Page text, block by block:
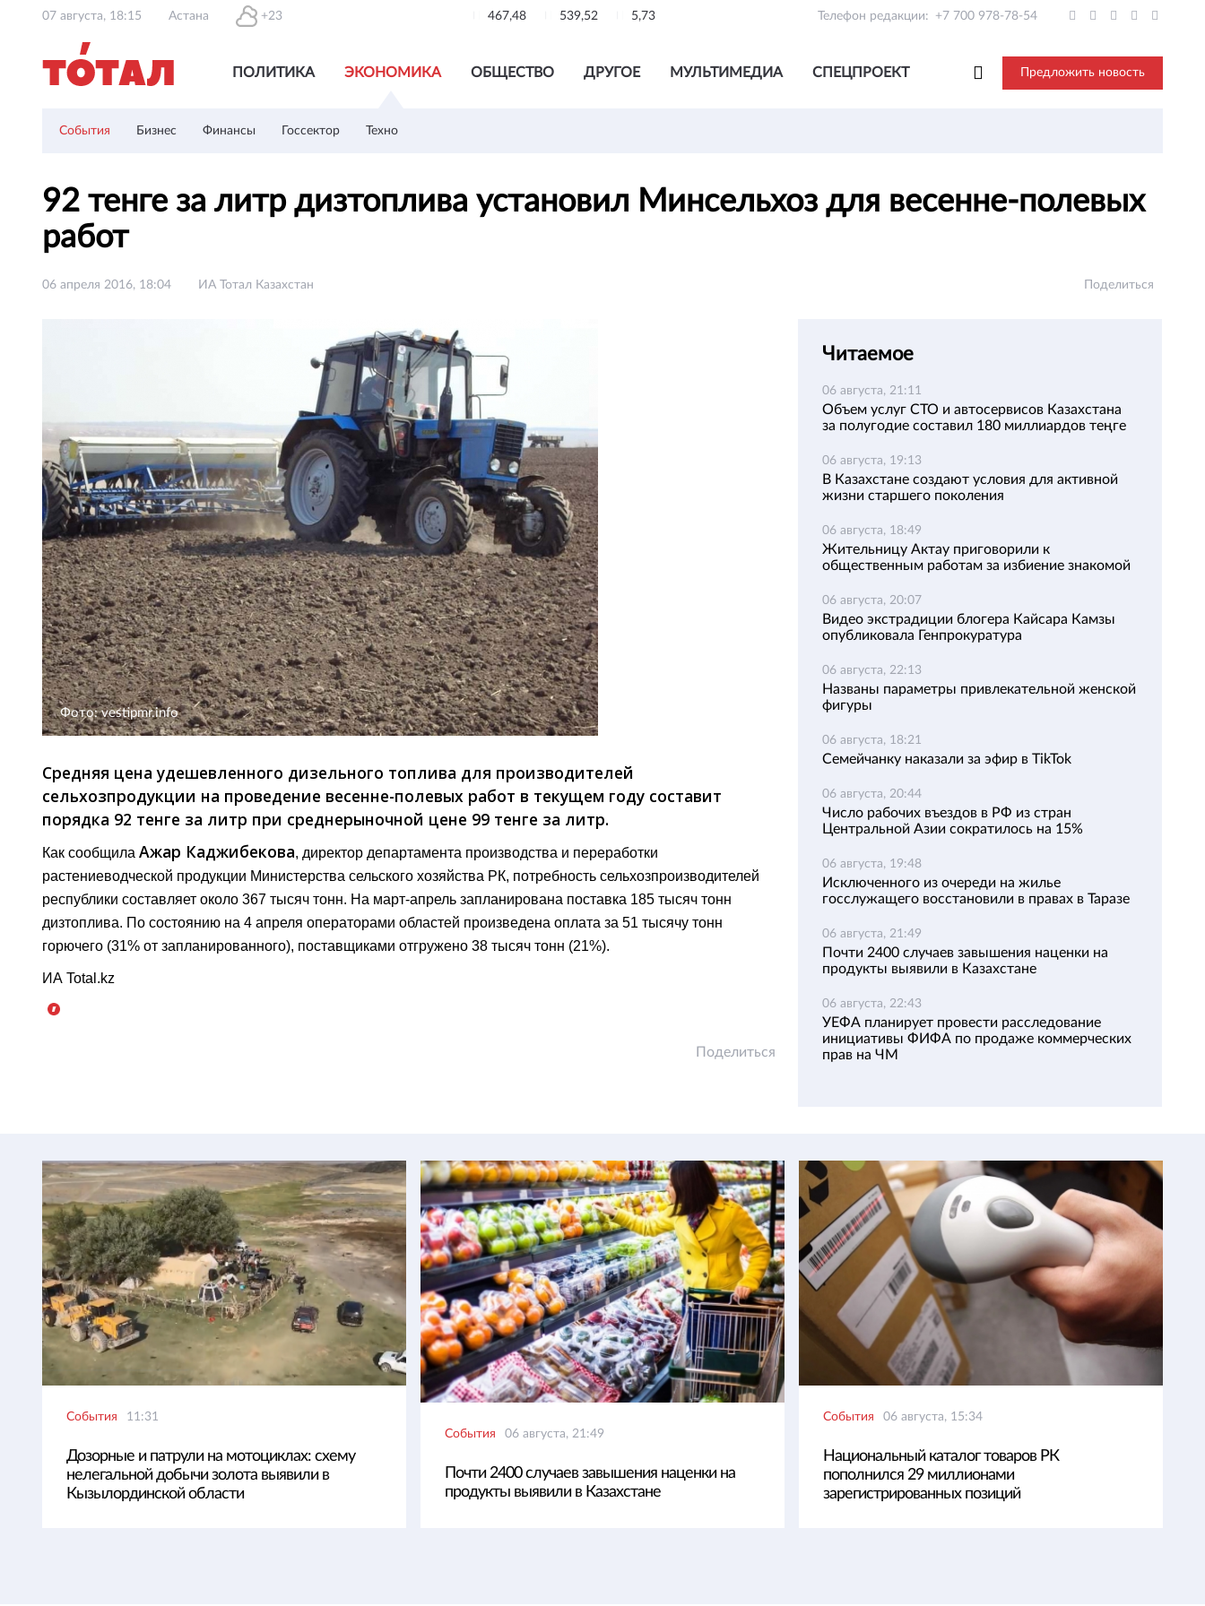
07 августа, 18:15 Астана +23 467,48 539,52 5,73 Телефон редакции: +7 700 978-78-54
ПОЛИТИКА ЭКОНОМИКА ОБЩЕСТВО ДРУГОЕ МУЛЬТИМЕДИА СПЕЦПРОЕКТ Предложить новость
События Бизнес Финансы Госсектор Техно
92 тенге за литр дизтоплива установил Минсельхоз для весенне-полевых
работ
06 апреля 2016, 18:04 ИА Тотал Казахстан Поделиться
Фото: vestipmr.info
Средняя цена удешевленного дизельного топлива для производителей
сельхозпродукции на проведение весенне-полевых работ в текущем году составит
порядка 92 тенге за литр при среднерыночной цене 99 тенге за литр.
Как сообщила Ажар Каджибекова, директор департамента производства и переработки
растениеводческой продукции Министерства сельского хозяйства РК, потребность сельхозпроизводителей
республики составляет около 367 тысяч тонн. На март-апрель запланирована поставка 185 тысяч тонн
дизтоплива. По состоянию на 4 апреля операторами областей произведена оплата за 51 тысячу тонн
горючего (31% от запланированного), поставщиками отгружено 38 тысяч тонн (21%).
ИА Total.kz
Поделиться
Читаемое
06 августа, 21:11
Объем услуг СТО и автосервисов Казахстана
за полугодие составил 180 миллиардов теңге
06 августа, 19:13
В Казахстане создают условия для активной
жизни старшего поколения
06 августа, 18:49
Жительницу Актау приговорили к
общественным работам за избиение знакомой
06 августа, 20:07
Видео экстрадиции блогера Кайсара Камзы
опубликовала Генпрокуратура
06 августа, 22:13
Названы параметры привлекательной женской
фигуры
06 августа, 18:21
Семейчанку наказали за эфир в TikTok
06 августа, 20:44
Число рабочих въездов в РФ из стран
Центральной Азии сократилось на 15%
06 августа, 19:48
Исключенного из очереди на жилье
госслужащего восстановили в правах в Таразе
06 августа, 21:49
Почти 2400 случаев завышения наценки на
продукты выявили в Казахстане
06 августа, 22:43
УЕФА планирует провести расследование
инициативы ФИФА по продаже коммерческих
прав на ЧМ
События 11:31
Дозорные и патрули на мотоциклах: схему
нелегальной добычи золота выявили в
Кызылординской области
События 06 августа, 21:49
Почти 2400 случаев завышения наценки на
продукты выявили в Казахстане
События 06 августа, 15:34
Национальный каталог товаров РК
пополнился 29 миллионами
зарегистрированных позиций